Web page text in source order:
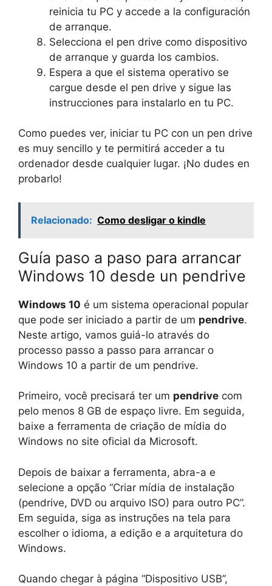
reinicia tu PC y accede a la configuración
de arranque.
Selecciona el pen drive como dispositivo
de arranque y guarda los cambios.
Espera a que el sistema operativo se
cargue desde el pen drive y sigue las
instrucciones para instalarlo en tu PC.
Como puedes ver, iniciar tu PC con un pen drive
es muy sencillo y te permitirá acceder a tu
ordenador desde cualquier lugar. ¡No dudes en
probarlo!
Relacionado: Como desligar o kindle
Guía paso a paso para arrancar
Windows 10 desde un pendrive
Windows 10 é um sistema operacional popular
que pode ser iniciado a partir de um pendrive.
Neste artigo, vamos guiá-lo através do
processo passo a passo para arrancar o
Windows 10 a partir de um pendrive.
Primeiro, você precisará ter um pendrive com
pelo menos 8 GB de espaço livre. Em seguida,
baixe a ferramenta de criação de mídia do
Windows no site oficial da Microsoft.
Depois de baixar a ferramenta, abra-a e
selecione a opção “Criar mídia de instalação
(pendrive, DVD ou arquivo ISO) para outro PC”.
Em seguida, siga as instruções na tela para
escolher o idioma, a edição e a arquitetura do
Windows.
Quando chegar à página “Dispositivo USB”,